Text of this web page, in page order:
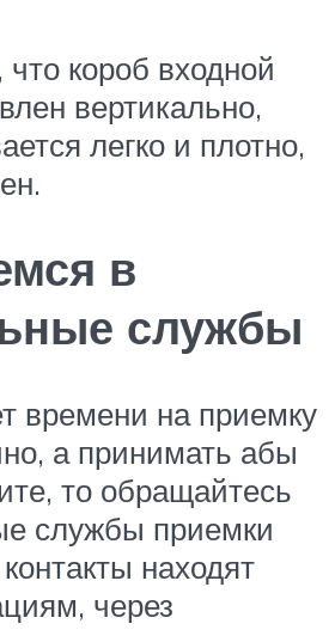
короб входной
вертикально,
легко и плотно,
в
службы
времени на приемку
а принимать абы
то обращайтесь
службы приемки
находят
через